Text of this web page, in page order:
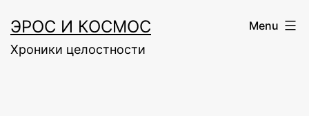
to
content
ЭРОС И КОСМОС
Хроники целостности
Menu